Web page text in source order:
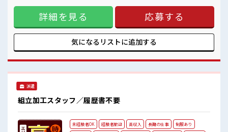
しっかり休める休憩室あり！
オンオフの切替もできちゃう！
やすい制服アリ≫ 制服があるので、 毎日の服装の悩み解消♪
≪未経験OKの仕事≫ 新しいことにチャレンジするのは不安だ
けど、 しっかり働く環境が整っています！ イチからスキル
UP・ステップUP目指していきましょう！ ■職場の雰囲気 キ
バツ過ぎなければ髪色・髪型は自由！ あなたの個性を大事に
できます♪ ≪20代の方が多数活躍中の職場≫ しっかり休める
詳細を見る 応募する
気になるリストに追加する
派遣
組立加工スタッフ／履歴書不要
未経験者OK 経験者歓迎 高収入 長期の仕事
制服あり